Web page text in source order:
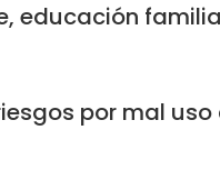
educación
por mal uso